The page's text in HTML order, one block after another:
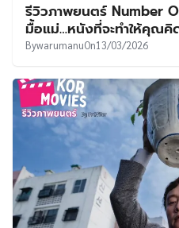
รีวิวภาพยนตร์ Number
มื้อแม่…หนังที่จะทำให้คุณ
BywarumanuOn13/03/2026